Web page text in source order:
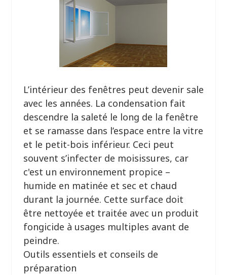
L’intérieur des fenêtres peut devenir sale
avec les années. La condensation fait
descendre la saleté le long de la fenêtre
et se ramasse dans l’espace entre la vitre
et le petit-bois inférieur. Ceci peut
souvent s’infecter de moisissures, car
c'est un environnement propice –
humide en matinée et sec et chaud
durant la journée. Cette surface doit
être nettoyée et traitée avec un produit
fongicide à usages multiples avant de
peindre.
Outils essentiels et conseils de
préparation